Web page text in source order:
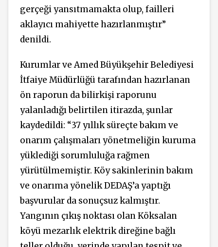
gerçeği yansıtmamakta olup, failleri
aklayıcı mahiyette hazırlanmıştır”
denildi.
Kurumlar ve Amed Büyükşehir Belediyesi
İtfaiye Müdürlüğü tarafından hazırlanan
ön raporun da bilirkişi raporunu
yalanladığı belirtilen itirazda, şunlar
kaydedildi: “37 yıllık süreçte bakım ve
onarım çalışmaları yönetmeliğin kuruma
yüklediği sorumluluğa rağmen
yürütülmemiştir. Köy sakinlerinin bakım
ve onarıma yönelik DEDAŞ’a yaptığı
başvurular da sonuçsuz kalmıştır.
Yangının çıkış noktası olan Köksalan
köyü mezarlık elektrik direğine bağlı